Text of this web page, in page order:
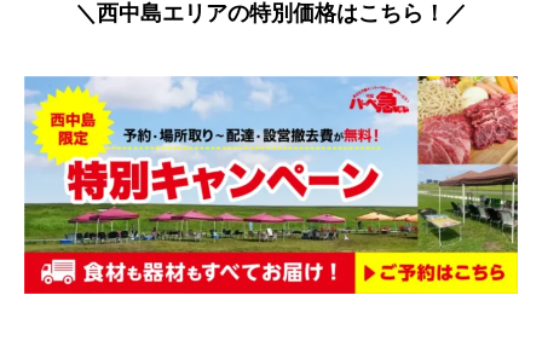
＼西中島エリアの特別価格はこちら！／